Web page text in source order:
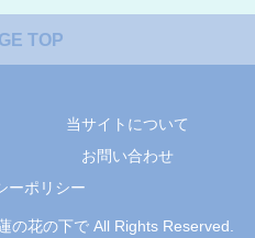
TOP
当サイトについて
お問い合わせ
ーポリシー
花の下で All Rights Reserved.